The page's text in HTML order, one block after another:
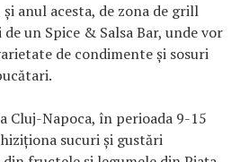
anul acesta, de zona de grill
un Spice & Salsa Bar, unde vor
de condimente și sosuri
Cluj-Napoca, în perioada 9-15
sucuri și gustări